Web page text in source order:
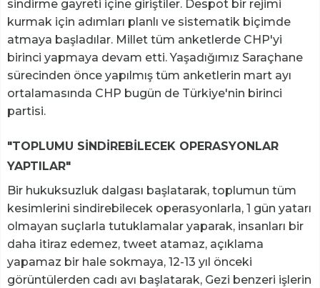
sindirme gayreti içine giriştiler. Despot bir rejimi
kurmak için adımları planlı ve sistematik biçimde
atmaya başladılar. Millet tüm anketlerde CHP'yi
birinci yapmaya devam etti. Yaşadığımız Saraçhane
sürecinden önce yapılmış tüm anketlerin mart ayı
ortalamasında CHP bugün de Türkiye'nin birinci
partisi.
"TOPLUMU SİNDİREBİLECEK OPERASYONLAR
YAPTILAR"
Bir hukuksuzluk dalgası başlatarak, toplumun tüm
kesimlerini sindirebilecek operasyonlarla, 1 gün yatarı
olmayan suçlarla tutuklamalar yaparak, insanları bir
daha itiraz edemez, tweet atamaz, açıklama
yapamaz bir hale sokmaya, 12-13 yıl önceki
görüntülerden cadı avı başlatarak, Gezi benzeri işlerin